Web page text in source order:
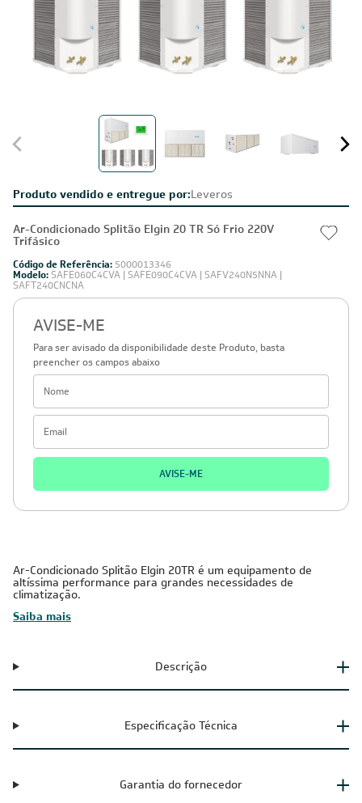
Produto vendido e entregue por:Leveros
Ar-Condicionado Splitão Elgin 20 TR Só Frio 220V
Trifásico
Código de Referência: 5000013346
Modelo:SAFE060C4CVA | SAFE090C4CVA | SAFV240N5NNA |
SAFT240CNCNA
AVISE-ME
Para ser avisado da disponibilidade deste Produto, basta
preencher os campos abaixo
AVISE-ME
Ar-Condicionado Splitão Elgin 20TR é um equipamento de
altíssima performance para grandes necessidades de
climatização.
Saiba mais
Descrição
Especificação Técnica
Garantia do fornecedor